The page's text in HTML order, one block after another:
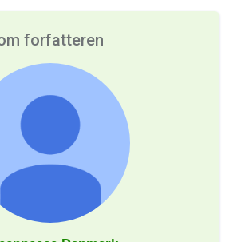
forfatteren